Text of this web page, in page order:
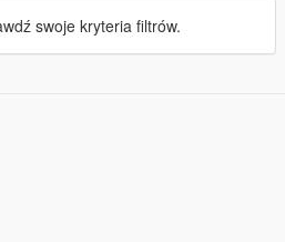
swoje kryteria filtrów.